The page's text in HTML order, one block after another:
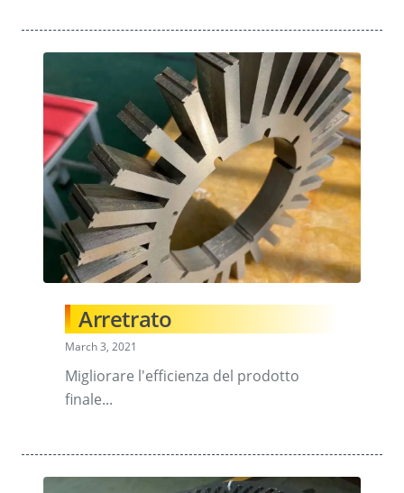
Arretrato
March 3, 2021
Migliorare l'efficienza del prodotto
finale...